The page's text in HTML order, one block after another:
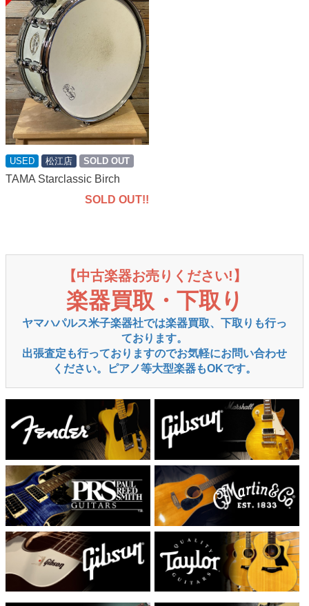
USED 松江店 SOLD OUT
TAMA Starclassic Birch
SOLD OUT!!
【中古楽器お売りください!】
楽器買取・下取り
ヤマハパルス米子楽器社では楽器買取、下取りも行っ
ております。
出張査定も行っておりますのでお気軽にお問い合わせ
ください。ピアノ等大型楽器もOKです。